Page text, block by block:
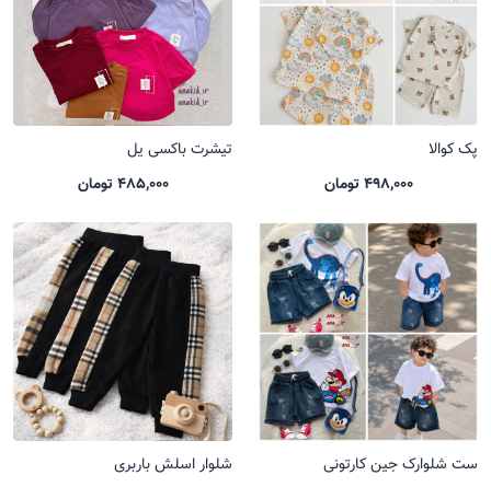
پک کوالا
498,000 تومان
تیشرت باکسی یل
485,000 تومان
ست شلوارک جین کارتونی
شلوار اسلش باربری